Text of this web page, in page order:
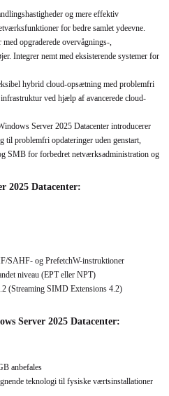
og mere effektiv
for bedre samlet ydeevne.
opgraderede overvågnings-,
Integrer nemt med eksisterende systemer for
hybrid cloud-opsætning med problemfri
ved hjælp af avancerede cloud-
Server 2025 Datacenter introducerer
til problemfri opdateringer uden genstart,
SMB for forbedret netværksadministration og
2025 Datacenter:
SAHF- og PrefetchW-instruktioner
niveau (EPT eller NPT)
(Streaming SIMD Extensions 4.2)
Server 2025 Datacenter:
anbefales
teknologi til fysiske værtsinstallationer